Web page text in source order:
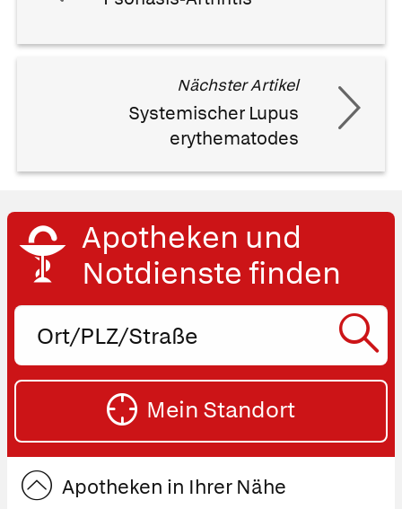
Nächster Artikel
Systemischer Lupus
erythematodes
Apotheken und
Notdienste finden
Ort,
oder
Straße
Mein Standort
Apotheken in Ihrer Nähe